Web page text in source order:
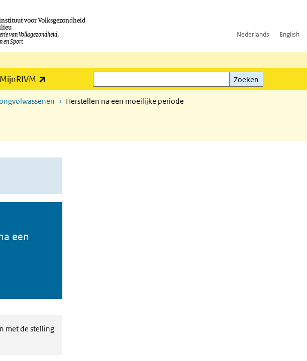
voor Volksgezondheid
van Volksgezondheid,
en Sport
Nederlands English
MijnRIVM
Zoeken
Zoeken
Herstellen na een moeilijke periode
een
met de stelling